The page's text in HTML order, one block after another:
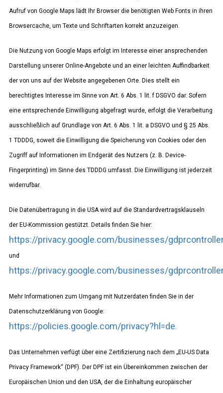
Aufruf von Google Maps lädt Ihr Browser die benötigten Web Fonts in ihren
Browsercache, um Texte und Schriftarten korrekt anzuzeigen.
Die Nutzung von Google Maps erfolgt im Interesse einer ansprechenden
Darstellung unserer Online-Angebote und an einer leichten Auffindbarkeit
der von uns auf der Website angegebenen Orte. Dies stellt ein
berechtigtes Interesse im Sinne von Art. 6 Abs. 1 lit. f DSGVO dar. Sofern
eine entsprechende Einwilligung abgefragt wurde, erfolgt die Verarbeitung
ausschließlich auf Grundlage von Art. 6 Abs. 1 lit. a DSGVO und § 25 Abs.
1 TDDDG, soweit die Einwilligung die Speicherung von Cookies oder den
Zugriff auf Informationen im Endgerät des Nutzers (z. B. Device-
Fingerprinting) im Sinne des TDDDG umfasst. Die Einwilligung ist jederzeit
widerrufbar.
Die Datenübertragung in die USA wird auf die Standardvertragsklauseln
der EU-Kommission gestützt. Details finden Sie hier:
https://privacy.google.com/businesses/
und
https://privacy.google.com/businesses/
Mehr Informationen zum Umgang mit Nutzerdaten finden Sie in der
Datenschutzerklärung von Google:
https://policies.google.com/privacy?hl=de.
Das Unternehmen verfügt über eine Zertifizierung nach dem „EU-US Data
Privacy Framework“ (DPF). Der DPF ist ein Übereinkommen zwischen der
Europäischen Union und den USA, der die Einhaltung europäischer